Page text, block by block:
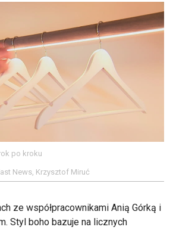
po kroku
News, Krzysztof Miruć
ze współpracownikami Anią Górką i
Styl boho bazuje na licznych